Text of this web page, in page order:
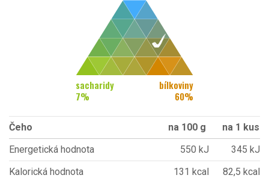
sacharidy
7%
bílkoviny
60%
Čeho na 100 g
na 1 kus
Energetická hodnota
550 kJ
345 kJ
Kalorická hodnota
131 kcal
82,5 kcal